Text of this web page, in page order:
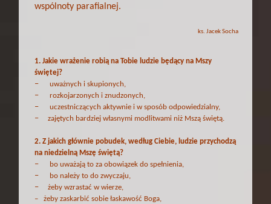
wspólnoty parafialnej.
ks. Jacek Socha
1. Jakie wrażenie robią na Tobie ludzie będący na Mszy
świętej?
– uważnych i skupionych,
– rozkojarzonych i znudzonych,
– uczestniczących aktywnie i w sposób odpowiedzialny,
– zajętych bardziej własnymi modlitwami niż Mszą świętą.
2. Z jakich głównie pobudek, według Ciebie, ludzie przychodzą
na niedzielną Mszę świętą?
– bo uważają to za obowiązek do spełnienia,
– bo należy to do zwyczaju,
–
żeby wzrastać w wierze,
– żeby zaskarbić sobie łaskawość Boga,